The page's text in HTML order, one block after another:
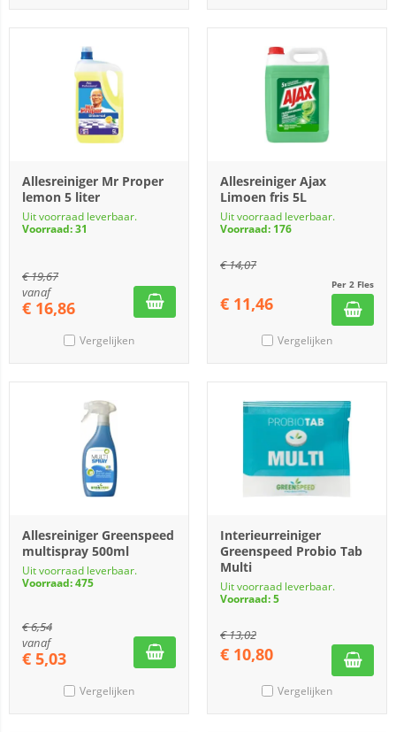
Allesreiniger Mr Proper
lemon 5 liter
Uit voorraad leverbaar.
Voorraad: 31
€19,67
vanaf
€ 16,86
Vergelijken
Allesreiniger Ajax
Limoen fris 5L
Uit voorraad leverbaar.
Voorraad: 176
€14,07
Per 2 Fles
€ 11,46
Vergelijken
Allesreiniger Greenspeed
multispray 500ml
Uit voorraad leverbaar.
Voorraad: 475
€6,54
vanaf
€ 5,03
Vergelijken
Interieurreiniger
Greenspeed Probio Tab
Multi
Uit voorraad leverbaar.
Voorraad: 5
€13,02
€ 10,80
Vergelijken